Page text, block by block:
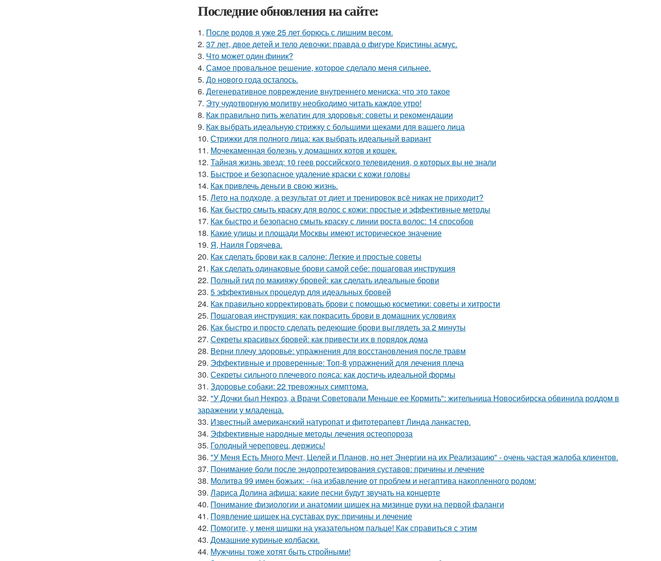
Последние обновления на сайте:
1. После родов я уже 25 лет борюсь с лишним весом.
2. 37 лет, двое детей и тело девочки: правда о фигуре Кристины асмус.
3. Что может один финик?
4. Самое провальное решение, которое сделало меня сильнее.
5. До нового года осталось.
6. Дегенеративное повреждение внутреннего мениска: что это такое
7. Эту чудотворную молитву необходимо читать каждое утро!
8. Как правильно пить желатин для здоровья: советы и рекомендации
9. Как выбрать идеальную стрижку с большими щеками для вашего лица
10. Стрижки для полного лица: как выбрать идеальный вариант
11. Мочекаменная болезнь у домашних котов и кошек.
12. Тайная жизнь звезд: 10 геев российского телевидения, о которых вы не знали
13. Быстрое и безопасное удаление краски с кожи головы
14. Как привлечь деньги в свою жизнь.
15. Лето на подходе, а результат от диет и тренировок всё никак не приходит?
16. Как быстро смыть краску для волос с кожи: простые и эффективные методы
17. Как быстро и безопасно смыть краску с линии роста волос: 14 способов
18. Какие улицы и площади Москвы имеют историческое значение
19. Я, Наиля Горячева.
20. Как сделать брови как в салоне: Легкие и простые советы
21. Как сделать одинаковые брови самой себе: пошаговая инструкция
22. Полный гид по макияжу бровей: как сделать идеальные брови
23. 5 эффективных процедур для идеальных бровей
24. Как правильно корректировать брови с помощью косметики: советы и хитрости
25. Пошаговая инструкция: как покрасить брови в домашних условиях
26. Как быстро и просто сделать редеющие брови выглядеть за 2 минуты
27. Секреты красивых бровей: как привести их в порядок дома
28. Верни плечу здоровье: упражнения для восстановления после травм
29. Эффективные и проверенные: Топ-8 упражнений для лечения плеча
30. Секреты сильного плечевого пояса: как достичь идеальной формы
31. Здоровье собаки: 22 тревожных симптома.
32. "У Дочки был Некроз, а Врачи Советовали Меньше ее Кормить": жительница Новосибирска обвинила роддом в
заражении у младенца.
33. Известный американский натуропат и фитотерапевт Линда ланкастер.
34. Эффективные народные методы лечения остеопороза
35. Голодный череповец, держись!
36. "У Меня Есть Много Мечт, Целей и Планов, но нет Энергии на их Реализацию" - очень частая жалоба клиентов.
37. Понимание боли после эндопротезирования суставов: причины и лечение
38. Молитва 99 имен божьих: - (на избавление от проблем и негаптива накопленного родом:
39. Лариса Долина афиша: какие песни будут звучать на концерте
40. Понимание физиологии и анатомии шишек на мизинце руки на первой фаланги
41. Появление шишек на суставах рук: причины и лечение
42. Помогите, у меня шишки на указательном пальце! Как справиться с этим
43. Домашние куриные колбаски.
44. Мужчины тоже хотят быть стройными!